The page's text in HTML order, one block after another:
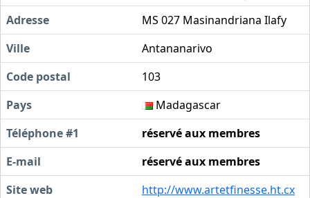
Adresse
MS 027 Masinandriana Ilafy
Ville
Antananarivo
Code postal
103
Pays
Madagascar
Téléphone #1
réservé aux membres
E-mail
réservé aux membres
Site web
http://www.artetfinesse.ht.cx